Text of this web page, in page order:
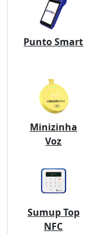
Punto Smart
Minizinha
Voz
Sumup Top
NFC